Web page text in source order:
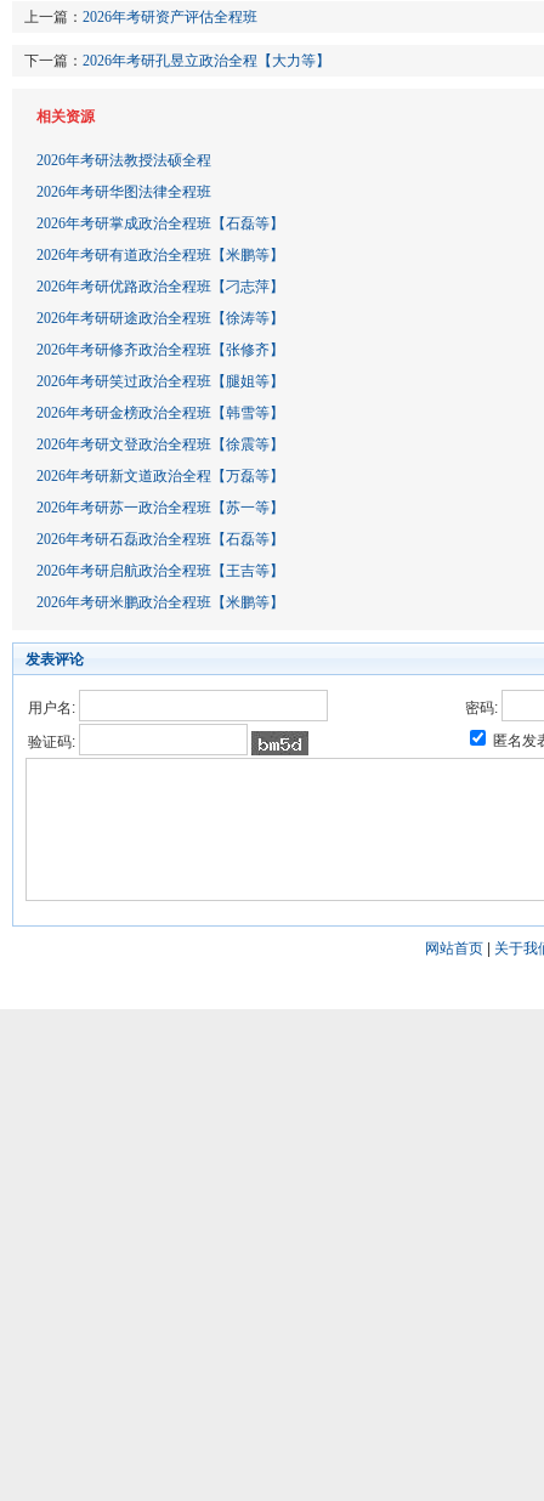
上一篇： 2026年考研资产评估全程班
下一篇： 2026年考研孔昱立政治全程【大力等】
相关资源
2026年考研法教授法硕全程
2026年考研华图法律全程班
2026年考研掌成政治全程班【石磊等】
2026年考研有道政治全程班【米鹏等】
2026年考研优路政治全程班【刁志萍】
2026年考研研途政治全程班【徐涛等】
2026年考研修齐政治全程班【张修齐】
2026年考研笑过政治全程班【腿姐等】
2026年考研金榜政治全程班【韩雪等】
2026年考研文登政治全程班【徐震等】
2026年考研新文道政治全程【万磊等】
2026年考研苏一政治全程班【苏一等】
2026年考研石磊政治全程班【石磊等】
2026年考研启航政治全程班【王吉等】
2026年考研米鹏政治全程班【米鹏等】
发表评论
用户名:
密码:
验证码:
匿名发
网站首页| 关于我